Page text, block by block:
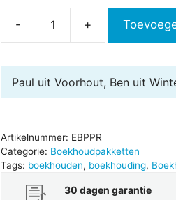
was:
€79,00.
is:
€57,00.
-
Premium
aantal
+
Paul uit Voorhout, Ben uit
Artikelnummer: EBPPR
Categorie: Boekhoudpakketten
Tags: boekhouden, boekhouding,
30 dagen garantie